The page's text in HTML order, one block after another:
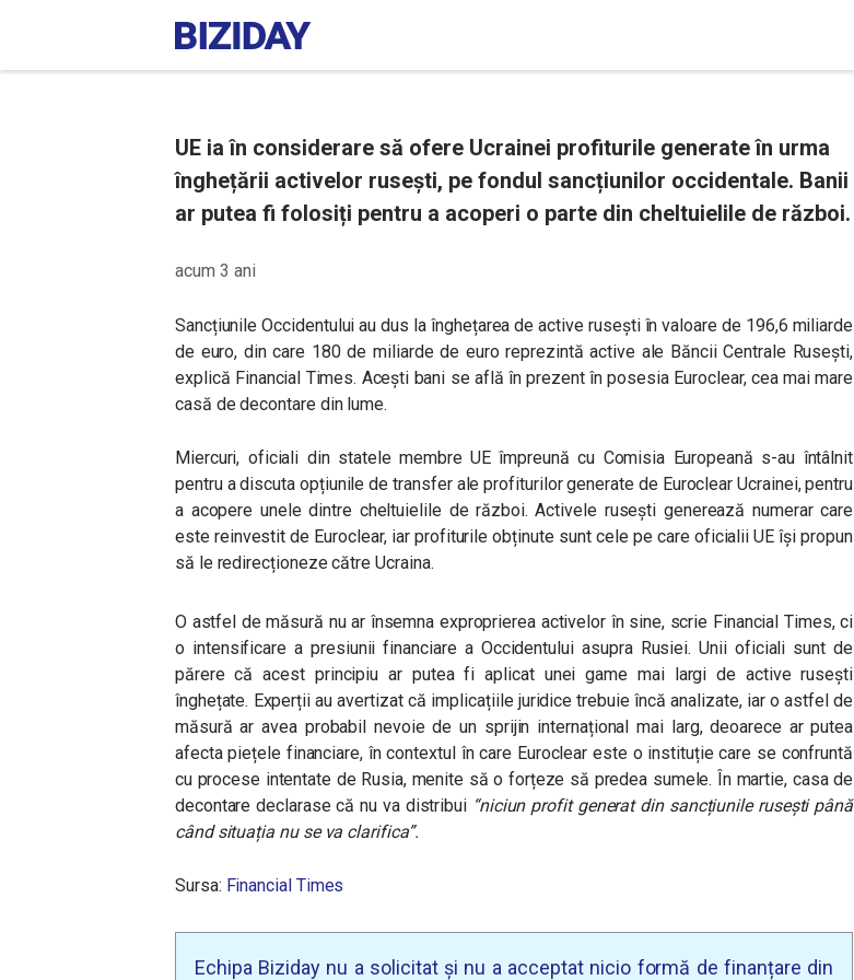
UE ia în considerare să ofere Ucrainei profiturile generate în urma
înghețării activelor rusești, pe fondul sancțiunilor occidentale. Banii
ar putea fi folosiți pentru a acoperi o parte din cheltuielile de război.
acum 3 ani
Sancțiunile Occidentului au dus la înghețarea de active rusești în valoare de 196,6 miliarde
de euro, din care 180 de miliarde de euro reprezintă active ale Băncii Centrale Rusești,
explică Financial Times. Acești bani se află în prezent în posesia Euroclear, cea mai mare
casă de decontare din lume.
Miercuri, oficiali din statele membre UE împreună cu Comisia Europeană s-au întâlnit
pentru a discuta opțiunile de transfer ale profiturilor generate de Euroclear Ucrainei, pentru
a acopere unele dintre cheltuielile de război. Activele rusești generează numerar care
este reinvestit de Euroclear, iar profiturile obținute sunt cele pe care oficialii UE își propun
să le redirecționeze către Ucraina.
O astfel de măsură nu ar însemna exproprierea activelor în sine, scrie Financial Times, ci
o intensificare a presiunii financiare a Occidentului asupra Rusiei. Unii oficiali sunt de
părere că acest principiu ar putea fi aplicat unei game mai largi de active rusești
înghețate. Experții au avertizat că implicațiile juridice trebuie încă analizate, iar o astfel de
măsură ar avea probabil nevoie de un sprijin internațional mai larg, deoarece ar putea
afecta piețele financiare, în contextul în care Euroclear este o instituție care se confruntă
cu procese intentate de Rusia, menite să o forțeze să predea sumele. În martie, casa de
decontare declarase că nu va distribui “niciun profit generat din sancțiunile rusești până
când situația nu se va clarifica”.
Sursa: Financial Times
Echipa Biziday nu a solicitat și nu a acceptat nicio formă de finanțare din